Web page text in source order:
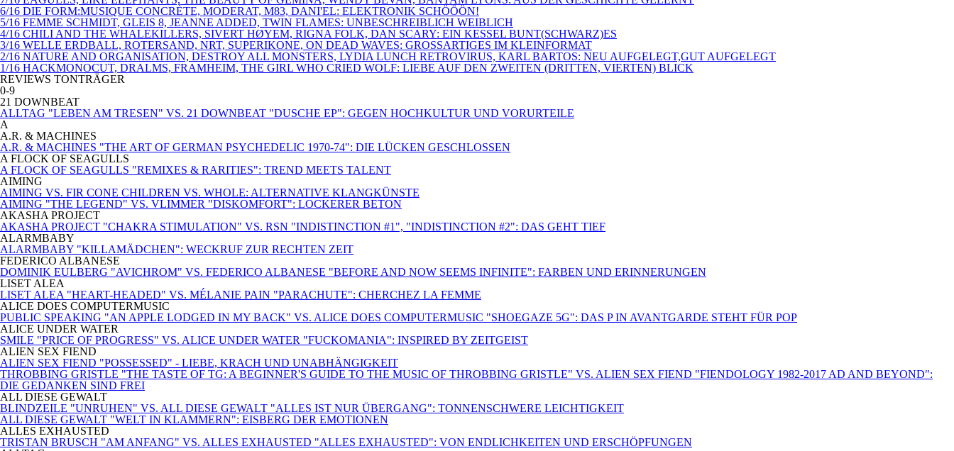
6/16 DIE FORM:MUSIQUE CONCRÈTE, MODERAT, M83, DANI'EL: ELEKTRONIK SCHÖÖÖN!
5/16 FEMME SCHMIDT, GLEIS 8, JEANNE ADDED, TWIN FLAMES: UNBESCHREIBLICH WEIBLICH
4/16 CHILI AND THE WHALEKILLERS, SIVERT HØYEM, RIGNA FOLK, DAN SCARY: EIN KESSEL BUNT(SCHWARZ)ES
3/16 WELLE ERDBALL, ROTERSAND, NRT, SUPERIKONE, ON DEAD WAVES: GROSSARTIGES IM KLEINFORMAT
2/16 NATURE AND ORGANISATION, DESTROY ALL MONSTERS, LYDIA LUNCH RETROVIRUS, KARL BARTOS: NEU AUFGELEGT,GUT AUFGELEGT
1/16 HACKMONOCUT, DRALMS, FRAMHEIM, THE GIRL WHO CRIED WOLF: LIEBE AUF DEN ZWEITEN (DRITTEN, VIERTEN) BLICK
REVIEWS TONTRÄGER
0-9
21 DOWNBEAT
ALLTAG "LEBEN AM TRESEN" VS. 21 DOWNBEAT "DUSCHE EP": GEGEN HOCHKULTUR UND VORURTEILE
A
A.R. & MACHINES
A.R. & MACHINES "THE ART OF GERMAN PSYCHEDELIC 1970-74": DIE LÜCKEN GESCHLOSSEN
A FLOCK OF SEAGULLS
A FLOCK OF SEAGULLS "REMIXES & RARITIES": TREND MEETS TALENT
AIMING
AIMING VS. FIR CONE CHILDREN VS. WHOLE: ALTERNATIVE KLANGKÜNSTE
AIMING "THE LEGEND" VS. VLIMMER "DISKOMFORT": LOCKERER BETON
AKASHA PROJECT
AKASHA PROJECT "CHAKRA STIMULATION" VS. RSN "INDISTINCTION #1", "INDISTINCTION #2": DAS GEHT TIEF
ALARMBABY
ALARMBABY "KILLAMÄDCHEN": WECKRUF ZUR RECHTEN ZEIT
FEDERICO ALBANESE
DOMINIK EULBERG "AVICHROM" VS. FEDERICO ALBANESE "BEFORE AND NOW SEEMS INFINITE": FARBEN UND ERINNERUNGEN
LISET ALEA
LISET ALEA "HEART-HEADED" VS. MÉLANIE PAIN "PARACHUTE": CHERCHEZ LA FEMME
ALICE DOES COMPUTERMUSIC
PUBLIC SPEAKING "AN APPLE LODGED IN MY BACK" VS. ALICE DOES COMPUTERMUSIC "SHOEGAZE 5G": DAS P IN AVANTGARDE STEHT FÜR POP
ALICE UNDER WATER
SMILE "PRICE OF PROGRESS" VS. ALICE UNDER WATER "FUCKOMANIA": INSPIRED BY ZEITGEIST
ALIEN SEX FIEND
ALIEN SEX FIEND "POSSESSED" - LIEBE, KRACH UND UNABHÄNGIGKEIT
THROBBING GRISTLE "THE TASTE OF TG: A BEGINNER'S GUIDE TO THE MUSIC OF THROBBING GRISTLE" VS. ALIEN SEX FIEND "FIENDOLOGY 1982-2017 AD AND BEYOND":
DIE GEDANKEN SIND FREI
ALL DIESE GEWALT
BLINDZEILE "UNRUHEN" VS. ALL DIESE GEWALT "ALLES IST NUR ÜBERGANG": TONNENSCHWERE LEICHTIGKEIT
ALL DIESE GEWALT "WELT IN KLAMMERN": EISBERG DER EMOTIONEN
ALLES EXHAUSTED
TRISTAN BRUSCH "AM ANFANG" VS. ALLES EXHAUSTED "ALLES EXHAUSTED": VON ENDLICHKEITEN UND ERSCHÖPFUNGEN